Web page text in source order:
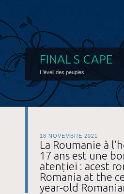
FINAL S CAPE
L'éveil des peuples
18 NOVEMBRE 2021
La Roumanie à
17 ans est une
atenției : acest
Romania at the
year-old